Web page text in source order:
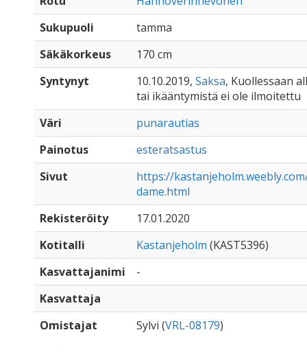
Sukupuoli
tamma
Säkäkorkeus
170 cm
Syntynyt
10.10.2019, Saksa, Kuollessaan
tai ikääntymistä ei ole ilmoitettu
Väri
punarautias
Painotus
esteratsastus
Sivut
https://
dame.html
Rekisteröity
17.01.2020
Kotitalli
Kastanjeholm (KAST5396)
Kasvattajanimi
-
Kasvattaja
Omistajat
Sylvi (VRL-08179)